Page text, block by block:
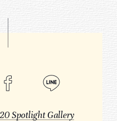
Spotlight Gallery